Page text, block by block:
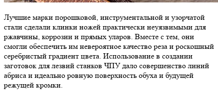
Лучшие марки порошковой, инструментальной и узорчатой
стали сделали клинки ножей практически неуязвимыми для
ржавчины, коррозии и прямых уларов. Вместе с тем, они
смогли обеспечить им невероятное качество реза и роскошный
серебристый градиент цвета. Использование в создании
заготовок для лезвий станков ЧПУ дало совершенство линий
абриса и идеально ровную поверхность обуха и будущей
режущей кромки.